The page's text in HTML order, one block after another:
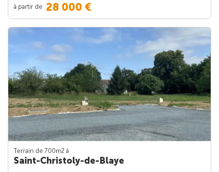
à partir de 28 000 €
Terrain de 700m2 à
Saint-Christoly-de-Blaye